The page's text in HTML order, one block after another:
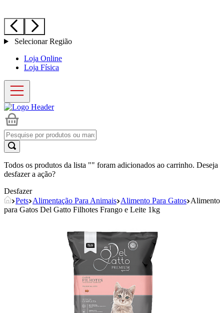
Selecionar Região
Loja Online
Loja Física
Todos os produtos da lista "" foram adicionados ao carrinho. Deseja
desfazer a ação?
Desfazer
Pets Alimentação Para Animais Alimento Para Gatos Alimento
para Gatos Del Gatto Filhotes Frango e Leite 1kg